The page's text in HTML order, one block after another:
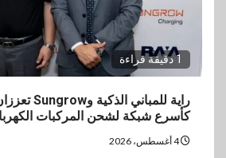
1 دقيقة قراءة
كأسرع شبكة لشحن المركبات
4 أغسطس، 2026